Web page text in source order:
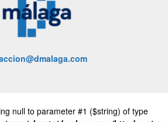
null to parameter #1 ($string) of type